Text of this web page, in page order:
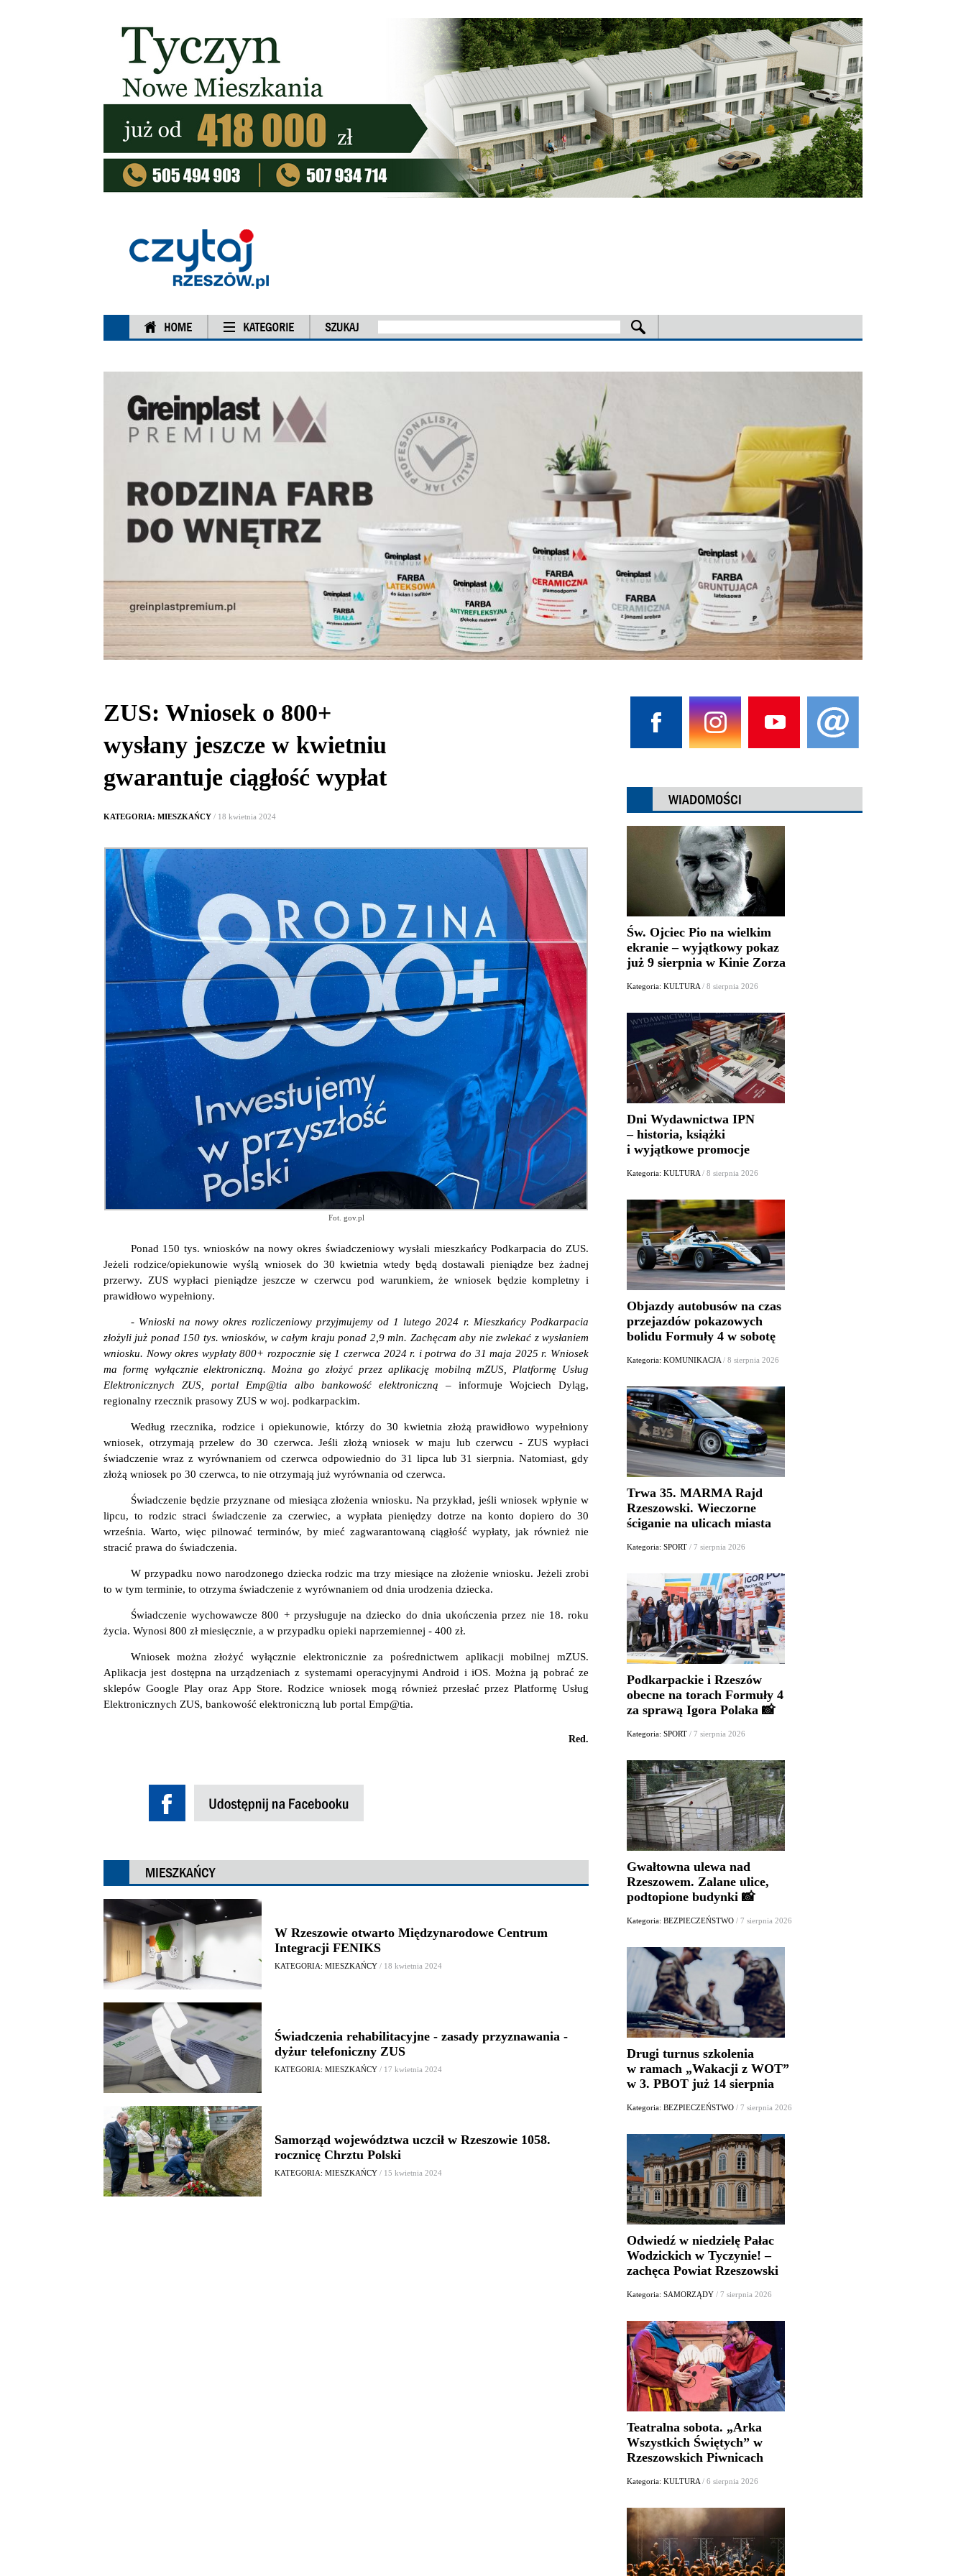
ZUS: Wniosek o 800+
wysłany jeszcze w kwietniu
gwarantuje ciągłość wypłat
KATEGORIA: MIESZKAŃCY / 18 kwietnia 2024
Fot. gov.pl
Ponad 150 tys. wniosków na nowy okres świadczeniowy wysłali mieszkańcy Podkarpacia do ZUS.
Jeżeli rodzice/opiekunowie wyślą wniosek do 30 kwietnia wtedy będą dostawali pieniądze bez żadnej
przerwy. ZUS wypłaci pieniądze jeszcze w czerwcu pod warunkiem, że wniosek będzie kompletny i
prawidłowo wypełniony.
- Wnioski na nowy okres rozliczeniowy przyjmujemy od 1 lutego 2024 r. Mieszkańcy Podkarpacia
złożyli już ponad 150 tys. wniosków, w całym kraju ponad 2,9 mln. Zachęcam aby nie zwlekać z wysłaniem
wniosku. Nowy okres wypłaty 800+ rozpocznie się 1 czerwca 2024 r. i potrwa do 31 maja 2025 r. Wniosek
ma formę wyłącznie elektroniczną. Można go złożyć przez aplikację mobilną mZUS, Platformę Usług
Elektronicznych ZUS, portal Emp@tia albo bankowość elektroniczną –informuje Wojciech Dyląg,
regionalny rzecznik prasowy ZUS w woj. podkarpackim.
Według rzecznika, rodzice i opiekunowie, którzy do 30 kwietnia złożą prawidłowo wypełniony
wniosek, otrzymają przelew do 30 czerwca. Jeśli złożą wniosek w maju lub czerwcu - ZUS wypłaci
świadczenie wraz z wyrównaniem od czerwca odpowiednio do 31 lipca lub 31 sierpnia. Natomiast, gdy
złożą wniosek po 30 czerwca, to nie otrzymają już wyrównania od czerwca.
Świadczenie będzie przyznane od miesiąca złożenia wniosku. Na przykład, jeśli wniosek wpłynie w
lipcu, to rodzic straci świadczenie za czerwiec, a wypłata pieniędzy dotrze na konto dopiero do 30
września. Warto, więc pilnować terminów, by mieć zagwarantowaną ciągłość wypłaty, jak również nie
stracić prawa do świadczenia.
W przypadku nowo narodzonego dziecka rodzic ma trzy miesiące na złożenie wniosku. Jeżeli zrobi
to w tym terminie, to otrzyma świadczenie z wyrównaniem od dnia urodzenia dziecka.
Świadczenie wychowawcze 800 + przysługuje na dziecko do dnia ukończenia przez nie 18. roku
życia. Wynosi 800 zł miesięcznie, a w przypadku opieki naprzemiennej - 400 zł.
Wniosek można złożyć wyłącznie elektronicznie za pośrednictwem aplikacji mobilnej mZUS.
Aplikacja jest dostępna na urządzeniach z systemami operacyjnymi Android i iOS. Można ją pobrać ze
sklepów Google Play oraz App Store. Rodzice wniosek mogą również przesłać przez Platformę Usług
Elektronicznych ZUS, bankowość elektroniczną lub portal Emp@tia.
Red.
MIESZKAŃCY
W Rzeszowie otwarto Międzynarodowe Centrum
Integracji FENIKS
KATEGORIA: MIESZKAŃCY / 18 kwietnia 2024
Świadczenia rehabilitacyjne - zasady przyznawania -
dyżur telefoniczny ZUS
KATEGORIA: MIESZKAŃCY / 17 kwietnia 2024
Samorząd województwa uczcił w Rzeszowie 1058.
rocznicę Chrztu Polski
KATEGORIA: MIESZKAŃCY / 15 kwietnia 2024
WIADOMOŚCI
Św. Ojciec Pio na wielkim
ekranie – wyjątkowy pokaz
już 9 sierpnia w Kinie Zorza
Kategoria: KULTURA / 8 sierpnia 2026
Dni Wydawnictwa IPN
– historia, książki
i wyjątkowe promocje
Kategoria: KULTURA / 8 sierpnia 2026
Objazdy autobusów na czas
przejazdów pokazowych
bolidu Formuły 4 w sobotę
Kategoria: KOMUNIKACJA / 8 sierpnia 2026
Trwa 35. MARMA Rajd
Rzeszowski. Wieczorne
ściganie na ulicach miasta
Kategoria: SPORT / 7 sierpnia 2026
Podkarpackie i Rzeszów
obecne na torach Formuły 4
za sprawą Igora Polaka 📸
Kategoria: SPORT / 7 sierpnia 2026
Gwałtowna ulewa nad
Rzeszowem. Zalane ulice,
podtopione budynki 📸
Kategoria: BEZPIECZEŃSTWO / 7 sierpnia 2026
Drugi turnus szkolenia
w ramach „Wakacji z WOT”
w 3. PBOT już 14 sierpnia
Kategoria: BEZPIECZEŃSTWO / 7 sierpnia 2026
Odwiedź w niedzielę Pałac
Wodzickich w Tyczynie! –
zachęca Powiat Rzeszowski
Kategoria: SAMORZĄDY / 7 sierpnia 2026
Teatralna sobota. „Arka
Wszystkich Świętych” w
Rzeszowskich Piwnicach
Kategoria: KULTURA / 6 sierpnia 2026